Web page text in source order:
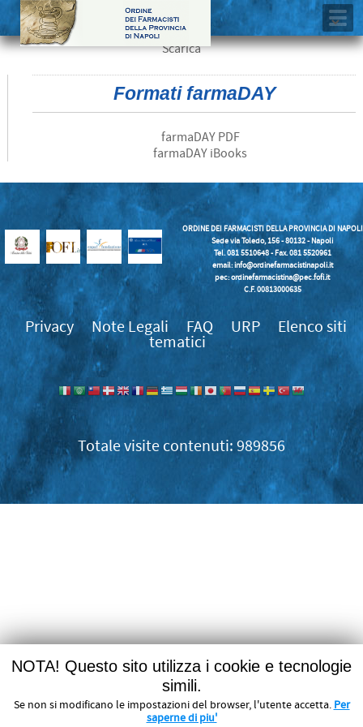
Scarica
Formati farmaDAY
farmaDAY PDF
farmaDAY iBooks
ORDINE DEI FARMACISTI DELLA PROVINCIA DI NAPOLI
Sede via Toledo, 156 - 80132 - Napoli
Tel. 081 5510648 - Fax. 081 5520961
email:info@ordinefarmacistinapoli.it
pec: ordinefarmacistina@pec.fofi.it
C.F. 00813000635
Privacy Note Legali FAQ URP
Elenco siti
tematici
989856
NOTA! Questo sito utilizza i cookie e tecnologie
simili.
Se non si modificano le impostazioni del browser, l'utente accetta. Per
saperne di piu'